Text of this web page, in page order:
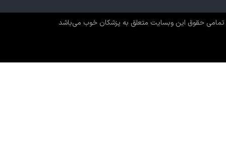
تمامی حقوق این وبسایت متعلق به پزشکان خوب می‌باشد